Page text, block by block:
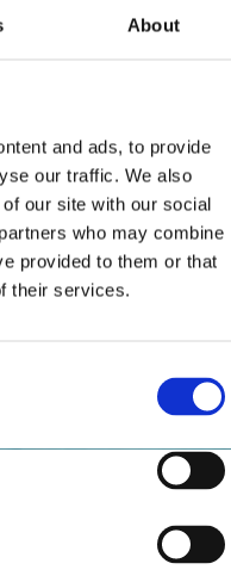
About
and ads, to provide
our traffic. We also
our site with our social
who may combine
provided to them or that
their services.
TV